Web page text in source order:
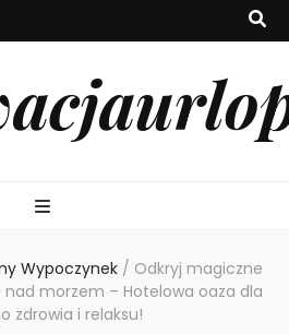
Wypoczynek / Odkryj magiczne
morzem – Hotelowa oaza dla
zdrowia i relaksu!